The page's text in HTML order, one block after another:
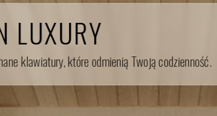
LUXURY
klawiatury, które odmienią Twoją codzienność.